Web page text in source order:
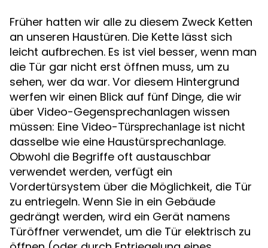
Früher hatten wir alle zu diesem Zweck Ketten
an unseren Haustüren. Die Kette lässt sich
leicht aufbrechen. Es ist viel besser, wenn man
die Tür gar nicht erst öffnen muss, um zu
sehen, wer da war. Vor diesem Hintergrund
werfen wir einen Blick auf fünf Dinge, die wir
über Video-Gegensprechanlagen wissen
müssen: Eine Video-Türsprechanlage ist nicht
dasselbe wie eine Haustürsprechanlage.
Obwohl die Begriffe oft austauschbar
verwendet werden, verfügt ein
Vordertürsystem über die Möglichkeit, die Tür
zu entriegeln. Wenn Sie in ein Gebäude
gedrängt werden, wird ein Gerät namens
Türöffner verwendet, um die Tür elektrisch zu